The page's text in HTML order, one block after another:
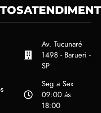
Av. Tucunaré
1498 - Barueri -
SP
Seg a Sex
09:00 ás
18:00